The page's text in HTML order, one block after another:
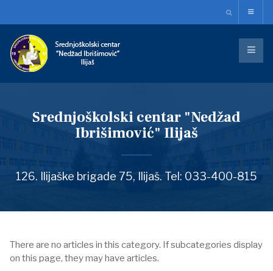
Srednjoškolski centar "Nedžad
Ibrišimović" Ilijaš
126. Ilijaške brigade 75, Ilijaš. Tel: 033-400-815
There are no articles in this category. If subcategories display
on this page, they may have articles.